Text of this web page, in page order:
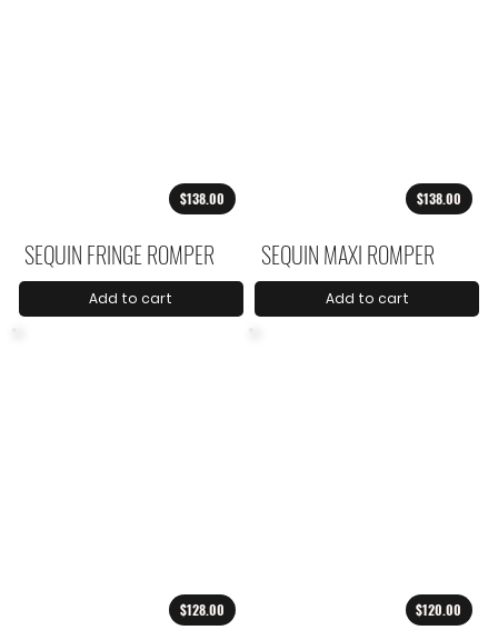
$138.00
SEQUIN FRINGE ROMPER
Add to cart
$138.00
SEQUIN MAXI ROMPER
Add to cart
$128.00 $120.00